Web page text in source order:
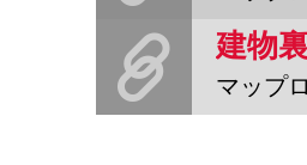
マップ